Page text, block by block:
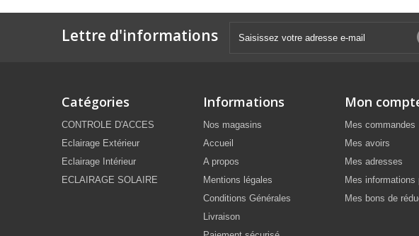
Lettre d'informations
Catégories
CONTROLE D'ACCES
Eclairage Extérieur
Eclairage Intérieur
ECLAIRAGE SOLAIRE
Informations
Nos magasins
Accueil
A propos
Mentions légales
Conditions Générales
Livraison
Mon
Mes commandes
Mes avoirs
Mes adresses
Mes informations
Mes bons de